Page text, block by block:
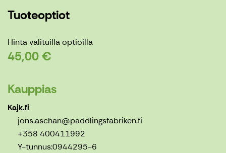
Tuoteoptiot
Hinta valituilla optioilla
45,00 €
Kauppias
Kajk.fi
jons.aschan@paddlingsfabriken.fi
+358 400411992
Y-tunnus:0944295-6